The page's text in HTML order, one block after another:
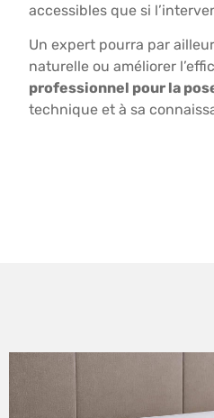
accessibles que si
Un expert pourra par
naturelle ou améliorer
professionnel pour la
technique et à sa